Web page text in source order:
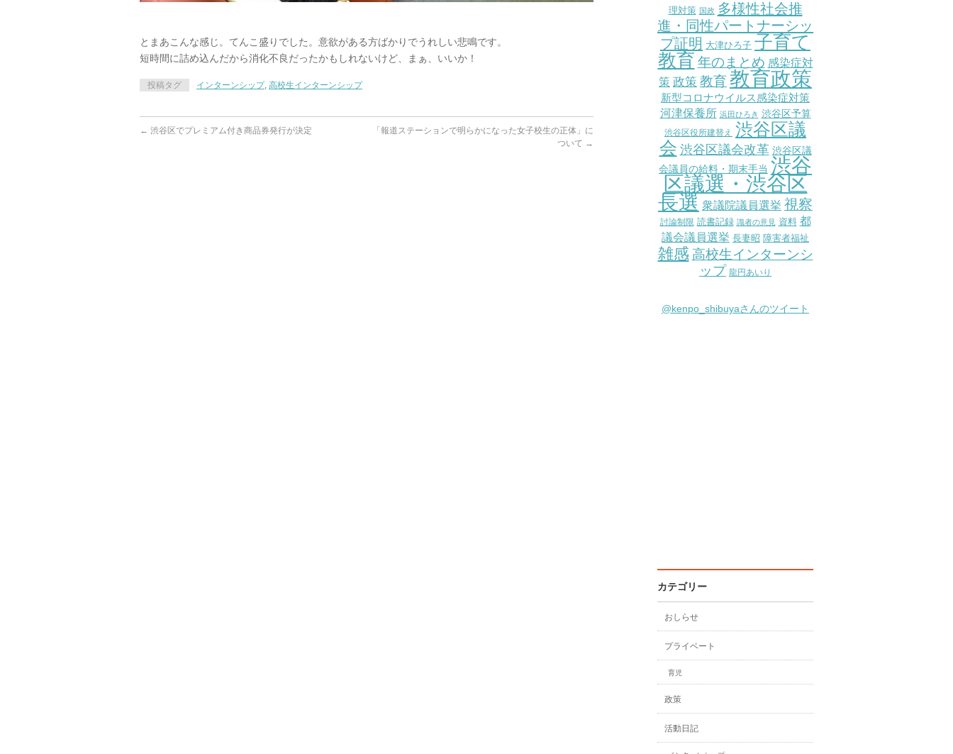
とまあこんな感じ。てんこ盛りでした。意欲がある方ばかりでうれしい悲鳴です。
短時間に詰め込んだから消化不良だったかもしれないけど、まぁ、いいか！
投稿タグ インターンシップ, 高校生インターンシップ
← 渋谷区でプレミアム付き商品券発行が決定
「報道ステーションで明らかになった女子校生の正体」に
ついて →
理対策 国政 多様性社会推
進・同性パートナーシッ
プ証明 大津ひろ子 子育て
教育 年のまとめ 感染症対
策 政策 教育教育政策
新型コロナウイルス感染症対策
河津保養所 浜田ひろき 渋谷区予算
渋谷区役所建替え 渋谷区議
会 渋谷区議会改革 渋谷区議
会議員の給料・期末手当 渋谷
区議選・渋谷区
長選 衆議院議員選挙 視察
討論制限 読書記録 識者の意見 資料 都
議会議員選挙 長妻昭 障害者福祉
雑感 高校生インターンシ
ップ 龍円あいり
@kenpo_shibuyaさんのツイート
カテゴリー
おしらせ
プライベート
育児
政策
活動日記